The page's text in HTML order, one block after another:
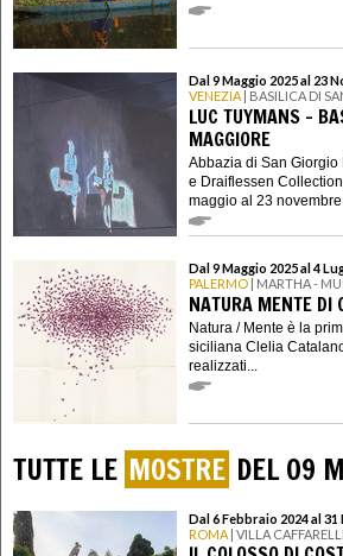
Dal 9 Maggio 2025 al 23
VENEZIA | BASILICA DI
LUC TUYMANS -
MAGGIORE
Abbazia di San
e Draiflessen
maggio al 23 novembre
Dal 9 Maggio 2025 al 4
PALERMO | MARTHA -
NATURA MENTE DI
Natura / Mente è la
siciliana Clelia
realizzati...
TUTTE LE MOSTRE DEL 09
Dal 6 Febbraio 2024 al
ROMA | VILLA